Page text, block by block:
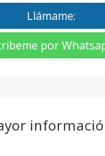
Llámame:
por